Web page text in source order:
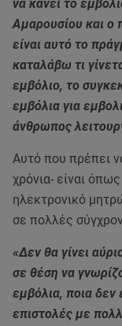
να κάνει το
Αμαρουσίου και ο
είναι αυτό το
καταλάβω τι
εμβόλιο, το
εμβόλια για
άνθρωπος
Αυτό που πρέπει
χρόνια- είναι
ηλεκτρονικό
σε πολλές
«Δεν θα γίνει
σε θέση να
εμβόλια, ποια δεν
επιστολές με